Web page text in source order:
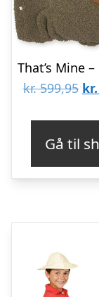
kr.599,95
kr.
kr.
Gå til